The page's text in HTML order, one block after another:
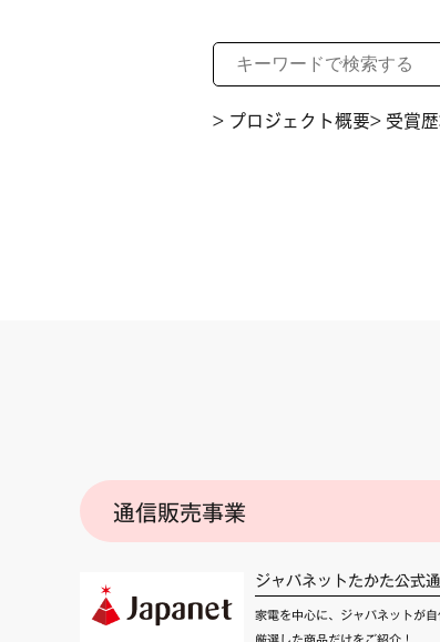
> プロジェクト概要> 受賞歴
通信販売事業
ジャパネットたかた公式
家電を中心に、ジャパネットが